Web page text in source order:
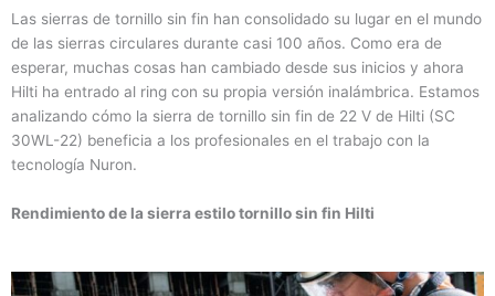
Las sierras de tornillo sin fin han consolidado su lugar en el mundo
de las sierras circulares durante casi 100 años. Como era de
esperar, muchas cosas han cambiado desde sus inicios y ahora
Hilti ha entrado al ring con su propia versión inalámbrica. Estamos
analizando cómo la sierra de tornillo sin fin de 22 V de Hilti (SC
30WL-22) beneficia a los profesionales en el trabajo con la
tecnología Nuron.
Rendimiento de la sierra estilo tornillo sin fin Hilti